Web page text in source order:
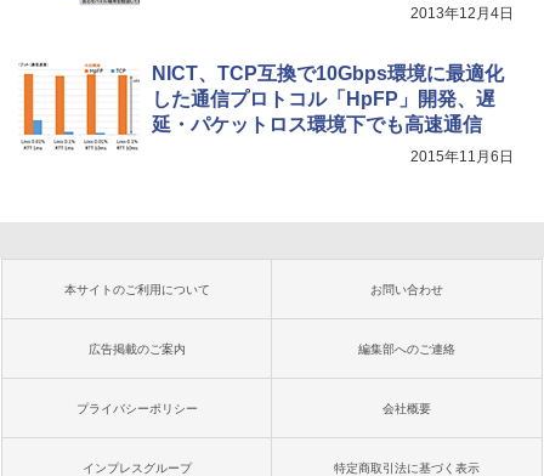
2013年12月4日
NICT、TCP互換で10Gbps環境に最適化
した通信プロトコル「HpFP」開発、遅
延・パケットロス環境下でも高速通信
2015年11月6日
本サイトのご利用について お問い合わせ
広告掲載のご案内 編集部へのご連絡
プライバシーポリシー 会社概要
インプレスグループ 特定商取引法に基づく表示